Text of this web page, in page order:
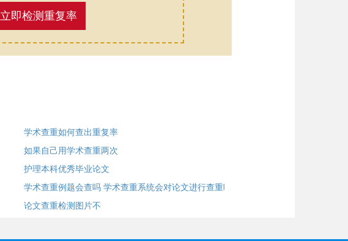
立即检测重复率
学术查重如何查出重复率
如果自己用学术查重两次
护理本科优秀毕业论文
学术查重例题会查吗 学术查重系统会对论文进行查重吗？
论文查重检测图片不